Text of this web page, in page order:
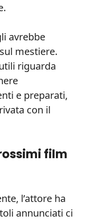
avrebbe
mestiere.
riguarda
e preparati,
con il
film
l’attore ha
annunciati ci